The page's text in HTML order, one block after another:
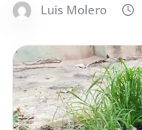
Luis Molero